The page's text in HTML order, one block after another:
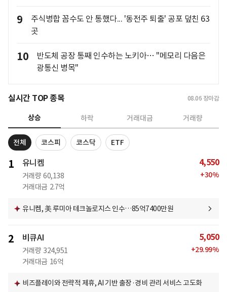
9
주식병합 꼼수도 안 통했다... '동전주 퇴출' 공포 덮친 63
곳
10
반도체 공장 통째 인수하는 노키아… "메모리 다음은
광통신 병목"
실시간 TOP 종목 08.06 장마감
상승 하락 거래대금 거래량
전체 코스피 코스닥 ETF
1 유니켐
거래량 60,138
거래대금 2.7억
4,550
+30%
유니켐, 美 루미아 테크놀로지스 인수…85억7400만원
2 비큐AI
거래량 324,951
거래대금 16억
5,050
+29.99%
비즈플레이와 전략적 제휴, AI 기반 출장·경비 관리 서비스 고도화